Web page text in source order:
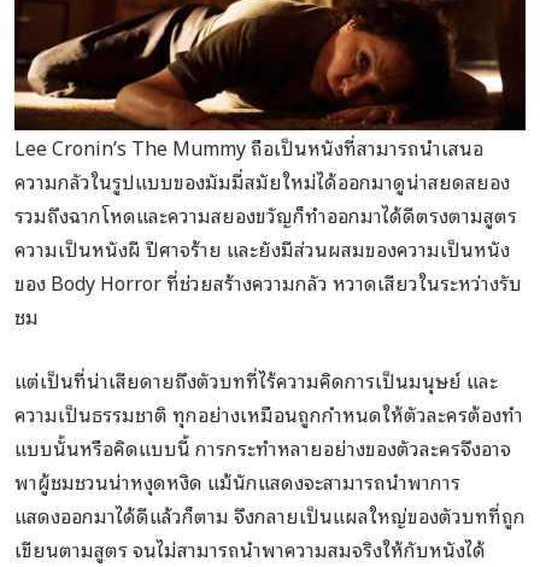
Lee Cronin’s The Mummy ถือเป็นหนังที่สามารถนำเสนอ
ความกลัวในรูปแบบของมัมมี่สมัยใหม่ได้ออกมาดูน่าสยดสยอง
รวมถึงฉากโหดและความสยองขวัญก็ทำออกมาได้ดีตรงตามสูตร
ความเป็นหนังผี ปีศาจร้าย และยังมีส่วนผสมของความเป็นหนัง
ของ Body Horror ที่ช่วยสร้างความกลัว หวาดเสียวในระหว่างรับ
ชม
แต่เป็นที่น่าเสียดายถึงตัวบทที่ไร้ความคิดการเป็นมนุษย์ และ
ความเป็นธรรมชาติ ทุกอย่างเหมือนถูกกำหนดให้ตัวละครต้องทำ
แบบนั้นหรือคิดแบบนี้ การกระทำหลายอย่างของตัวละครจึงอาจ
พาผู้ชมชวนน่าหงุดหงิด แม้นักแสดงจะสามารถนำพาการ
แสดงออกมาได้ดีแล้วก็ตาม จึงกลายเป็นแผลใหญ่ของตัวบทที่ถูก
เขียนตามสูตร จนไม่สามารถนำพาความสมจริงให้กับหนังได้